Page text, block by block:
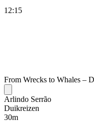
12:15
From Wrecks to Whales –
Arlindo Serrão
Duikreizen
30m